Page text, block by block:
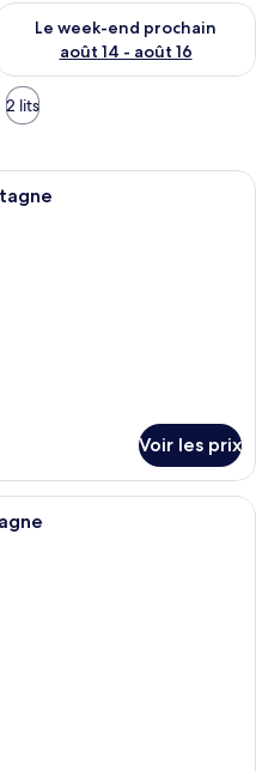
end août 7 - août 9
Le week-end prochain
août 14 - août 16
la disponibilité pour
2 lits
yourte traditionnelle avec deux
Voir les prix
d’une yourte, avec une